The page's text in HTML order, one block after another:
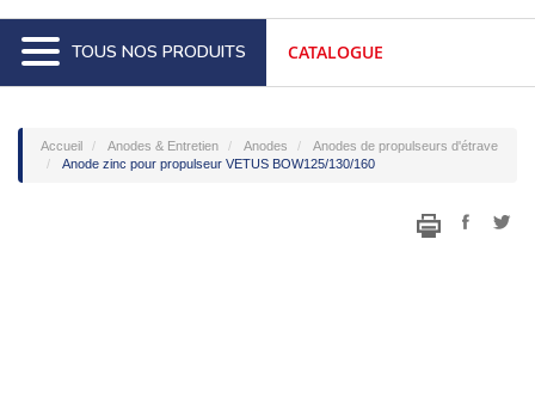
TOUS NOS PRODUITS CATALOGUE
Accueil Anodes & Entretien Anodes
Anodes de propulseurs d'étrave
Anode zinc pour propulseur VETUS BOW125/130/160